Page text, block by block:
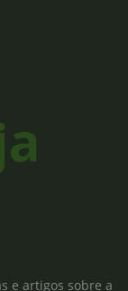
e artigos sobre a